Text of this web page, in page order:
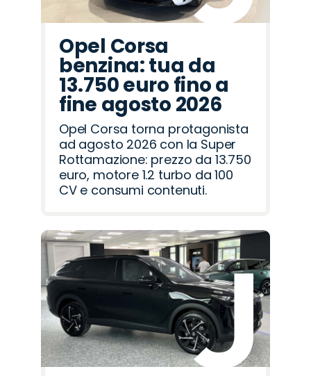
Opel Corsa
benzina: tua da
13.750 euro fino a
fine agosto 2026
Opel Corsa torna protagonista
ad agosto 2026 con la Super
Rottamazione: prezzo da 13.750
euro, motore 1.2 turbo da 100
CV e consumi contenuti.